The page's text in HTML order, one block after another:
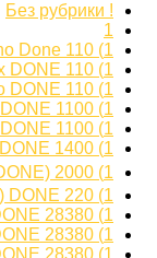
! Без рубрики
1
1) 110 links Canada Casino Done
1) 110 links English Mix DONE
1) 110 links Turkiye Casino DONE
1) 1100 links English Frt trigger DONE
1) 1100 links Mix Casino (1-DK) DONE
1) 1400 links russia блэкспрут магазин DONE
1) 2000 links Thailand เว็บซื้อหวย (DONE)
1) 220 links Mix Mix (1-ENG) DONE
1) 28380 links Mix Casino (UK-1) DONE
1) 28380 links Mix Casino (UK-2) DONE